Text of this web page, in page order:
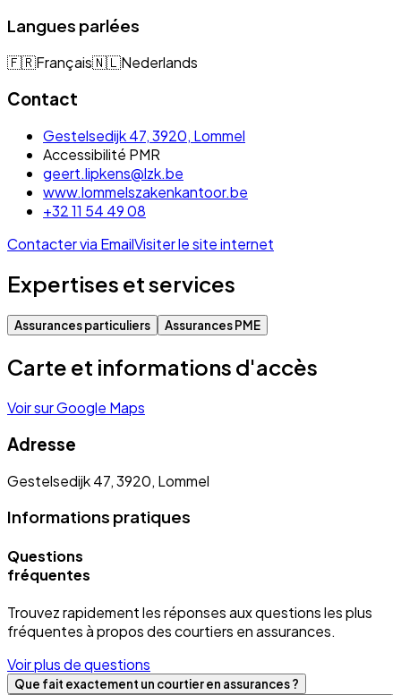
Langues parlées
🇫🇷Français🇳🇱Nederlands
Contact
Gestelsedijk 47, 3920, Lommel
Accessibilité PMR
geert.lipkens@lzk.be
www.lommelszakenkantoor.be
+32 11 54 49 08
Contacter via EmailVisiter le site internet
Expertises et services
Assurances particuliers Assurances PME
Carte et informations d'accès
Voir sur Google Maps
Adresse
Gestelsedijk 47, 3920, Lommel
Informations pratiques
Questions
fréquentes
Trouvez rapidement les réponses aux questions les plus
fréquentes à propos des courtiers en assurances.
Voir plus de questions
Que fait exactement un courtier en assurances ?